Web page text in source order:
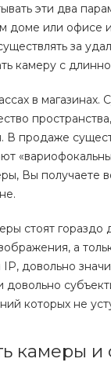
эти два
доме или офисе
за
камеру с
в магазинах.
продаже
Вы получаете
стоят
а
довольно
довольно
которых не
камеры